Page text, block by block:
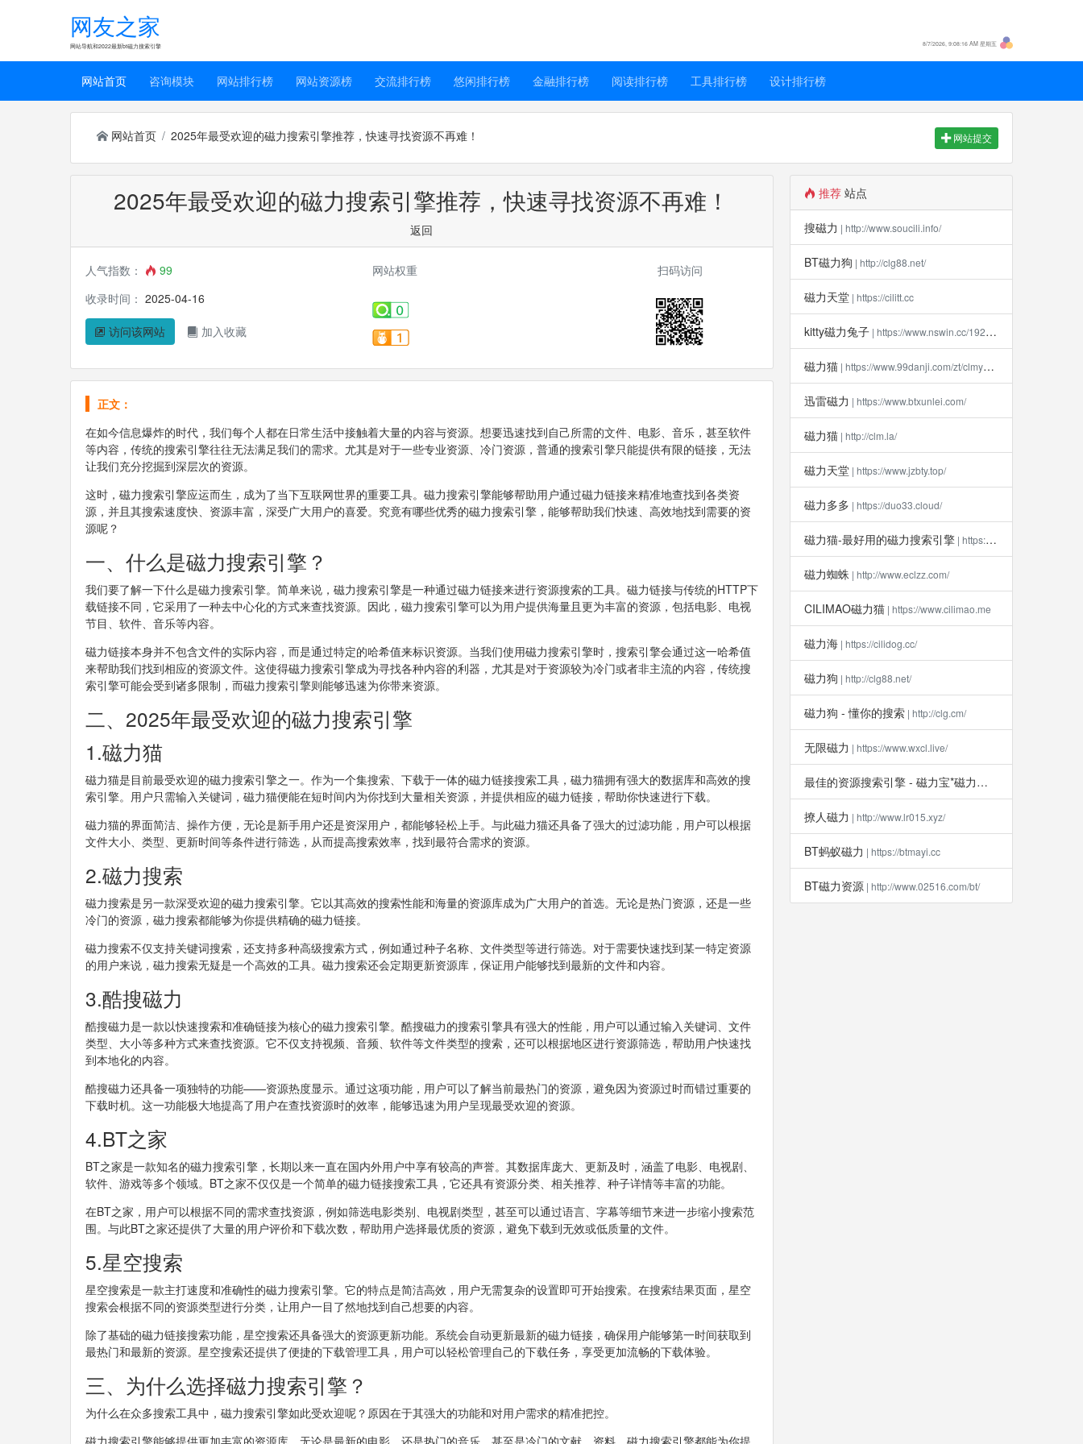
网友之家
网站导航和2022最新bt磁力搜索引擎 8/7/2026, 9:08:17 AM 星期五
网站首页 咨询模块 网站排行榜 网站资源榜 交流排行榜 悠闲排行榜 金融排行榜 阅读排行榜 工具排行榜 设计排行榜
网站首页 2025年最受欢迎的磁力搜索引擎推荐，快速寻找资源不再难！ 网站提交
2025年最受欢迎的磁力搜索引擎推荐，快速寻找资源不再难！
返回
人气指数：
99
收录时间： 2025-04-16
访问该网站 加入收藏
网站权重 扫码访问
正文：
在如今信息爆炸的时代，我们每个人都在日常生活中接触着大量的内容与资源。想要迅速找到自己所需的文件、电影、音乐，甚至软件
等内容，传统的搜索引擎往往无法满足我们的需求。尤其是对于一些专业资源、冷门资源，普通的搜索引擎只能提供有限的链接，无法
让我们充分挖掘到深层次的资源。
这时，磁力搜索引擎应运而生，成为了当下互联网世界的重要工具。磁力搜索引擎能够帮助用户通过磁力链接来精准地查找到各类资
源，并且其搜索速度快、资源丰富，深受广大用户的喜爱。究竟有哪些优秀的磁力搜索引擎，能够帮助我们快速、高效地找到需要的资
源呢？
一、什么是磁力搜索引擎？
我们要了解一下什么是磁力搜索引擎。简单来说，磁力搜索引擎是一种通过磁力链接来进行资源搜索的工具。磁力链接与传统的HTTP下
载链接不同，它采用了一种去中心化的方式来查找资源。因此，磁力搜索引擎可以为用户提供海量且更为丰富的资源，包括电影、电视
节目、软件、音乐等内容。
磁力链接本身并不包含文件的实际内容，而是通过特定的哈希值来标识资源。当我们使用磁力搜索引擎时，搜索引擎会通过这一哈希值
来帮助我们找到相应的资源文件。这使得磁力搜索引擎成为寻找各种内容的利器，尤其是对于资源较为冷门或者非主流的内容，传统搜
索引擎可能会受到诸多限制，而磁力搜索引擎则能够迅速为你带来资源。
二、2025年最受欢迎的磁力搜索引擎
1.磁力猫
磁力猫是目前最受欢迎的磁力搜索引擎之一。作为一个集搜索、下载于一体的磁力链接搜索工具，磁力猫拥有强大的数据库和高效的搜
索引擎。用户只需输入关键词，磁力猫便能在短时间内为你找到大量相关资源，并提供相应的磁力链接，帮助你快速进行下载。
磁力猫的界面简洁、操作方便，无论是新手用户还是资深用户，都能够轻松上手。与此磁力猫还具备了强大的过滤功能，用户可以根据
文件大小、类型、更新时间等条件进行筛选，从而提高搜索效率，找到最符合需求的资源。
2.磁力搜索
磁力搜索是另一款深受欢迎的磁力搜索引擎。它以其高效的搜索性能和海量的资源库成为广大用户的首选。无论是热门资源，还是一些
冷门的资源，磁力搜索都能够为你提供精确的磁力链接。
磁力搜索不仅支持关键词搜索，还支持多种高级搜索方式，例如通过种子名称、文件类型等进行筛选。对于需要快速找到某一特定资源
的用户来说，磁力搜索无疑是一个高效的工具。磁力搜索还会定期更新资源库，保证用户能够找到最新的文件和内容。
3.酷搜磁力
酷搜磁力是一款以快速搜索和准确链接为核心的磁力搜索引擎。酷搜磁力的搜索引擎具有强大的性能，用户可以通过输入关键词、文件
类型、大小等多种方式来查找资源。它不仅支持视频、音频、软件等文件类型的搜索，还可以根据地区进行资源筛选，帮助用户快速找
到本地化的内容。
酷搜磁力还具备一项独特的功能——资源热度显示。通过这项功能，用户可以了解当前最热门的资源，避免因为资源过时而错过重要的
下载时机。这一功能极大地提高了用户在查找资源时的效率，能够迅速为用户呈现最受欢迎的资源。
4.BT之家
BT之家是一款知名的磁力搜索引擎，长期以来一直在国内外用户中享有较高的声誉。其数据库庞大、更新及时，涵盖了电影、电视剧、
软件、游戏等多个领域。BT之家不仅仅是一个简单的磁力链接搜索工具，它还具有资源分类、相关推荐、种子详情等丰富的功能。
在BT之家，用户可以根据不同的需求查找资源，例如筛选电影类别、电视剧类型，甚至可以通过语言、字幕等细节来进一步缩小搜索范
围。与此BT之家还提供了大量的用户评价和下载次数，帮助用户选择最优质的资源，避免下载到无效或低质量的文件。
5.星空搜索
星空搜索是一款主打速度和准确性的磁力搜索引擎。它的特点是简洁高效，用户无需复杂的设置即可开始搜索。在搜索结果页面，星空
搜索会根据不同的资源类型进行分类，让用户一目了然地找到自己想要的内容。
除了基础的磁力链接搜索功能，星空搜索还具备强大的资源更新功能。系统会自动更新最新的磁力链接，确保用户能够第一时间获取到
最热门和最新的资源。星空搜索还提供了便捷的下载管理工具，用户可以轻松管理自己的下载任务，享受更加流畅的下载体验。
三、为什么选择磁力搜索引擎？
为什么在众多搜索工具中，磁力搜索引擎如此受欢迎呢？原因在于其强大的功能和对用户需求的精准把控。
磁力搜索引擎能够提供更加丰富的资源库。无论是最新的电影，还是热门的音乐，甚至是冷门的文献、资料，磁力搜索引擎都能为你提
推荐 站点
搜磁力 | http://www.soucili.info/
BT磁力狗 | http://clg88.net/
磁力天堂 | https://cilitt.cc
kitty磁力兔子 | https://www.nswin.cc/19270.html
磁力猫 | https://www.99danji.com/zt/clmykxz/
迅雷磁力 | https://www.btxunlei.com/
磁力猫 | http://clm.la​/
磁力天堂 | https://www.jzbty.top/
磁力多多 | https://duo33.cloud/
磁力猫-最好用的磁力搜索引擎 | https://clm112.xyz
磁力蜘蛛 | http://www.eclzz.com/
CILIMAO磁力猫 | https://www.cilimao.me
磁力海 | https://cilidog.cc/
磁力狗 | http://clg88.net/
磁力狗 - 懂你的搜索 | http://clg.cm/
无限磁力 | https://www.wxcl.live/
最佳的资源搜索引擎 - 磁力宝*磁力吧
撩人磁力 | http://www.lr015.xyz/
BT蚂蚁磁力 | https://btmayi.cc
BT磁力资源 | http://www.02516.com/bt/